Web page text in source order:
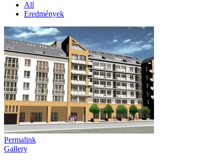
All
Eredmények
Permalink
Gallery